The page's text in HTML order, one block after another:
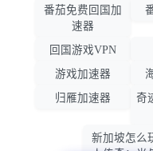
番茄免费回国加
速器
回国游戏VPN
游戏加速器
归雁加速器
奇
新加坡怎么